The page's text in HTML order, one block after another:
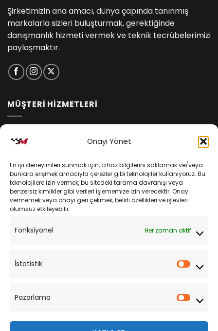
Onayı Yönet
En iyi deneyimleri sunmak için, cihaz bilgilerini saklamak ve/veya
bunlara erişmek amacıyla çerezler gibi teknolojiler kullanıyoruz. Bu
teknolojilere izin vermek, bu sitedeki tarama davranışı veya
benzersiz kimlikler gibi verileri işlememize izin verecektir. Onay
vermemek veya onayı geri çekmek, belirli özellikleri ve işlevleri
olumsuz etkileyebilir.
Fonksiyonel Her zaman aktif
İstatistik
Pazarlama
Şirketimizin ana amacı, dünya çapında tanınmış
markalarla sizleri buluşturmak, gerektiğinde
danışmanlık hizmeti vermek ve teknik tecrübelerimizi
paylaşmaktır.
MÜŞTERİ HİZMETLERİ
Kişisel Verilerin Korunması
Mesafeli Satış Sözleşmesi
Sipariş Takibi